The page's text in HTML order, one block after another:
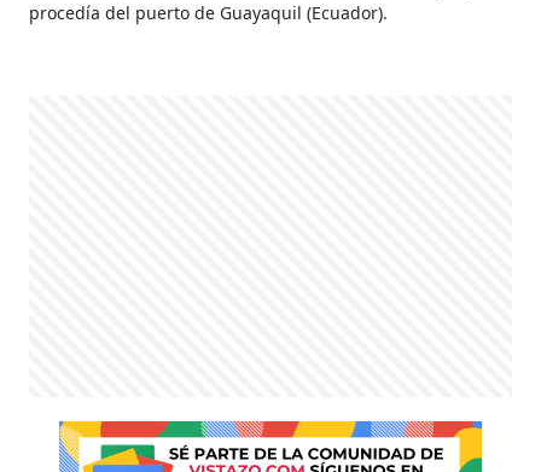
procedía del puerto de Guayaquil (Ecuador).